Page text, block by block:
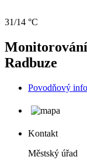
31/14 °C
Monitorování
Radbuze
Povodňový
Kontakt
Městský úřad